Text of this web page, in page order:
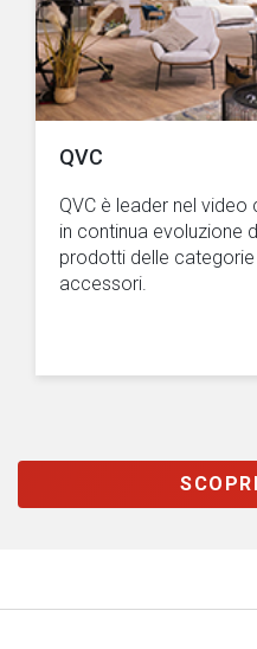
QVC
QVC è leader nel
in continua evoluzione
prodotti delle
accessori.